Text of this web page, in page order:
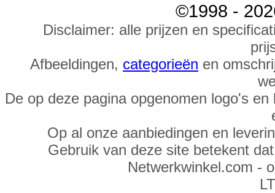
©1998 -
Disclaimer: alle prijzen en
Afbeeldingen, categorieën en
De op deze pagina opgenomen logo's
Op al onze aanbiedingen en
Gebruik van deze site betekent
Netwerkwinkel.com -